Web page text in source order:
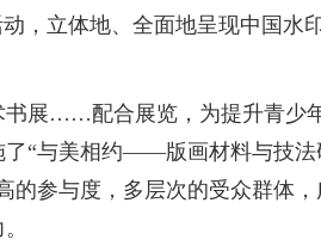
，立体地、全面地呈现中国水
书展……配合展览，为提升青少
了“与美相约——版画材料与技法
的参与度，多层次的受众群体，